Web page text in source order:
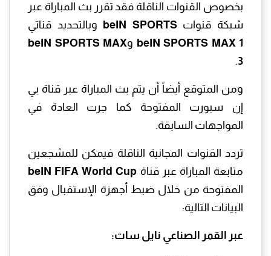
بخصوص القنوات الناقلة فقد تقرر بث المباراة عبر
شبكة قنواتbeIN SPORTS
وبالتحديد قناتي
beIN SPORTS MAX 1 و beIN SPORTS MAX
3
.
ومن المتوقع أيضاً أن يتم بث المباراة عبر قناة بي
إن سبورت المفتوحة كما جرت العادة في
المواجهات السابقة.
تردد القنوات المجانية الناقلة فيمكن للمشجعين
متابعة المباراة عبر قناة
beIN FIFA World Cup
المفتوحة من خلال ضبط أجهزة الإستقبال وفق
البيانات التالية:
عبر القمر الصناعي نايل سات: